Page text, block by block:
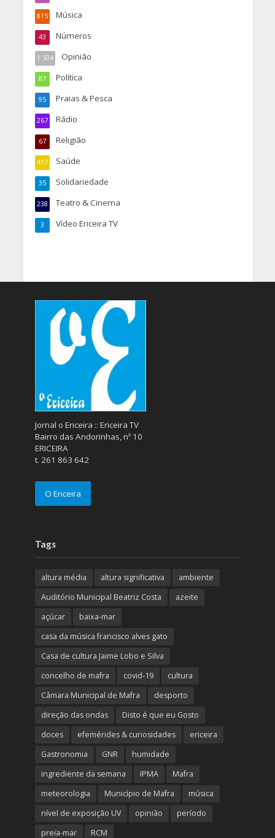
Música
815
Números
43
Opinião
1.504
Política
87
Praias & Pesca
95
Rádio
267
Religião
67
Saúde
417
Solidariedade
35
Teatro & Cinema
238
Vídeo Ericeira TV
3
Jornal o Ericeira :: Ericeira TV
Bairro das Andorinhas, nº 10
ERICEIRA
t. 261 863 642
O Ericeira
Tags
altura média altura significativa
ambiente
Auditório Municipal Beatriz Costa
azeite
açúcar
baixa-mar
casa da música francisco alves gato
Casa de cultura Jaime Lobo e Silva
concelho de mafra
covid-19
cultura
Câmara Municipal de Mafra
desporto
direção das ondas
Disto é que eu Gosto
doces
efemérides & curiosidades
ericeira
Gastronomia
GNR
humidade
ingrediente da semana
IPMA
Mafra
meteorologia
Município de Mafra
música
nível de exposição UV
opinião
período
preia-mar
RCM